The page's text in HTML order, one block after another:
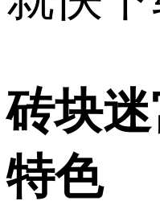
砖块
特色